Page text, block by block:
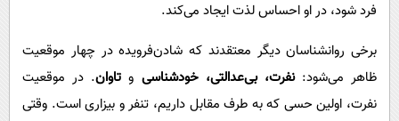
فرد شود، در او احساس لذت ایجاد می‌کند.
برخی روانشناسان دیگر معتقدند که شادن‌فرویده در چهار موقعیت
ظاهر می‌شود:نفرت، بی‌عدالتی، خودشناسی وتاوان. در موقعیت
نفرت، اولین حسی که به طرف مقابل داریم، تنفر و بیزاری است. وقتی